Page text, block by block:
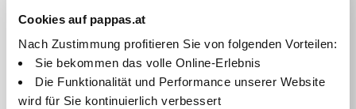
Cookies auf pappas.at
Nach Zustimmung profitieren Sie von folgenden Vorteilen:
Sie bekommen das volle Online-Erlebnis
Die Funktionalität und Performance unserer Website
wird für Sie kontinuierlich verbessert